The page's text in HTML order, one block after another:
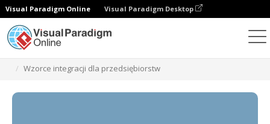
Visual Paradigm Online Visual Paradigm Desktop
Wzorce integracji dla przedsiębiorstw